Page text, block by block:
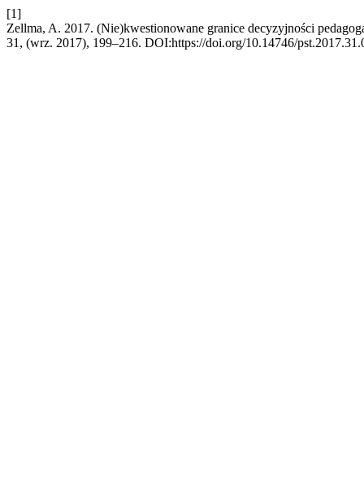
[1]
Zellma, A. 2017. (Nie)kwestionowane granice decyzyjności
31, (wrz. 2017), 199–216. DOI:https://doi.org/10.14746/